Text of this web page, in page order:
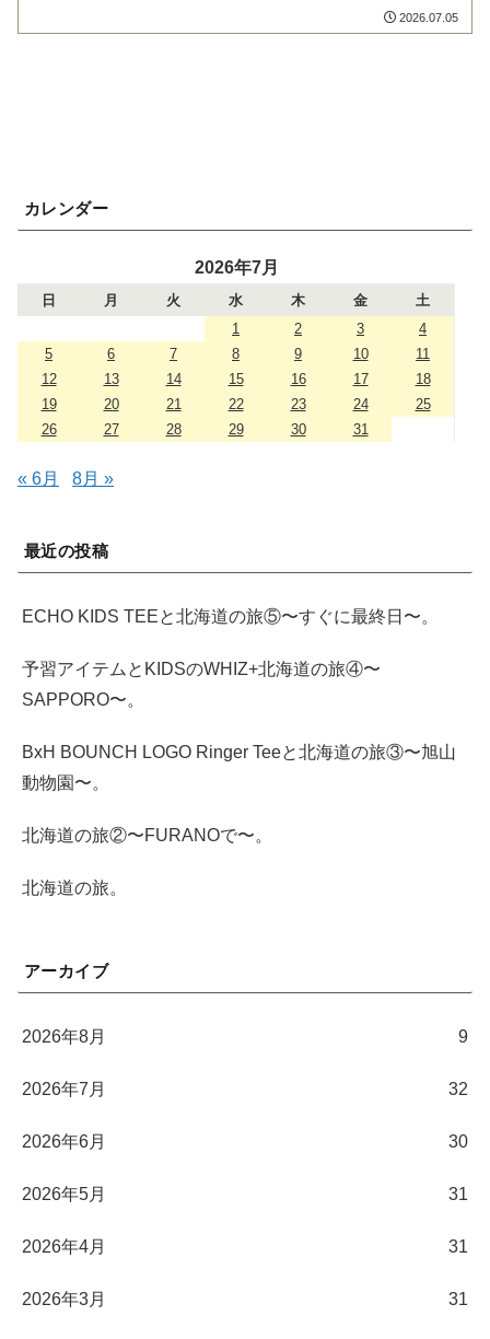
2026.07.05
カレンダー
2026年7月
日 月 火 水 木 金
土
1
2 3
4
5
6 7 8 9 10
11
12
13 14 15 16 17
18
19
20 21 22 23 24
25
26
27 28 29 30 31
« 6月 8月 »
最近の投稿
ECHO KIDS TEEと北海道の旅⑤〜すぐに最終日〜。
予習アイテムとKIDSのWHIZ+北海道の旅④〜
SAPPORO〜。
BxH BOUNCH LOGO Ringer Teeと北海道の旅③〜旭山
動物園〜。
北海道の旅②〜FURANOで〜。
北海道の旅。
アーカイブ
2026年8月 9
2026年7月 32
2026年6月 30
2026年5月 31
2026年4月 31
2026年3月 31